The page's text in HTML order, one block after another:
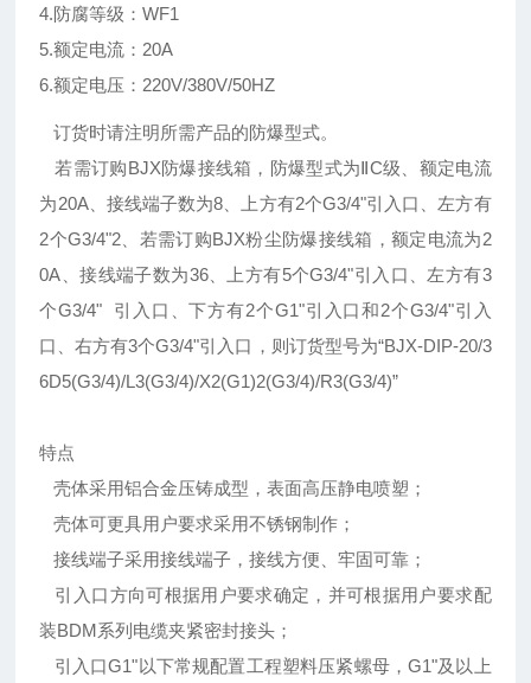
4.防腐等级：WF1
5.额定电流：20A
6.额定电压：220V/380V/50HZ
订货时请注明所需产品的防爆型式。
若需订购BJX防爆接线箱，防爆型式为ⅡC级、额定电流
为20A、接线端子数为8、上方有2个G3/4"引入口、左方有
2个G3/4"2、若需订购BJX粉尘防爆接线箱，额定电流为2
0A、接线端子数为36、上方有5个G3/4"引入口、左方有3
个G3/4" 引入口、下方有2个G1"引入口和2个G3/4"引入
口、右方有3个G3/4"引入口，则订货型号为“BJX-DIP-20/3
6D5(G3/4)/L3(G3/4)/X2(G1)2(G3/4)/R3(G3/4)”
特点
壳体采用铝合金压铸成型，表面高压静电喷塑；
壳体可更具用户要求采用不锈钢制作；
接线端子采用接线端子，接线方便、牢固可靠；
引入口方向可根据用户要求确定，并可根据用户要求配
装BDM系列电缆夹紧密封接头；
引入口G1"以下常规配置工程塑料压紧螺母，G1"及以上